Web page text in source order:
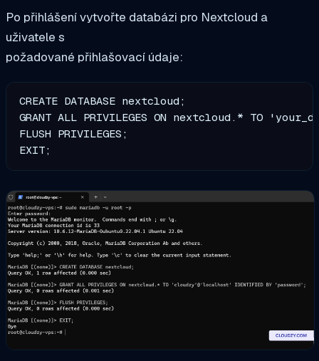
Po přihlášení vytvořte databázi pro Nextcloud a
uživatele s
požadované přihlašovací údaje:
CREATE DATABASE nextcloud;
GRANT ALL PRIVILEGES ON nextcloud.* TO
FLUSH PRIVILEGES;
EXIT;